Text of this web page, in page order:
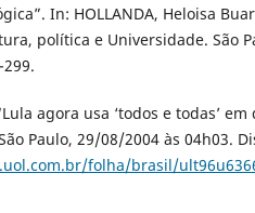
In: HOLLANDA, Heloisa
política e Universidade. São
agora usa ‘todos e todas’
Paulo, 29/08/2004 às 04h03.
folha/brasil/